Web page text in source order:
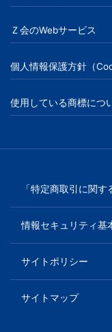
以
上
の
差
つ
け
る。
Ｚ会のWebサービス
個人情報保護方針（
使用している商標につ
「特定商取引に関
情報セキュリティ基
サイトポリシー
サイトマップ